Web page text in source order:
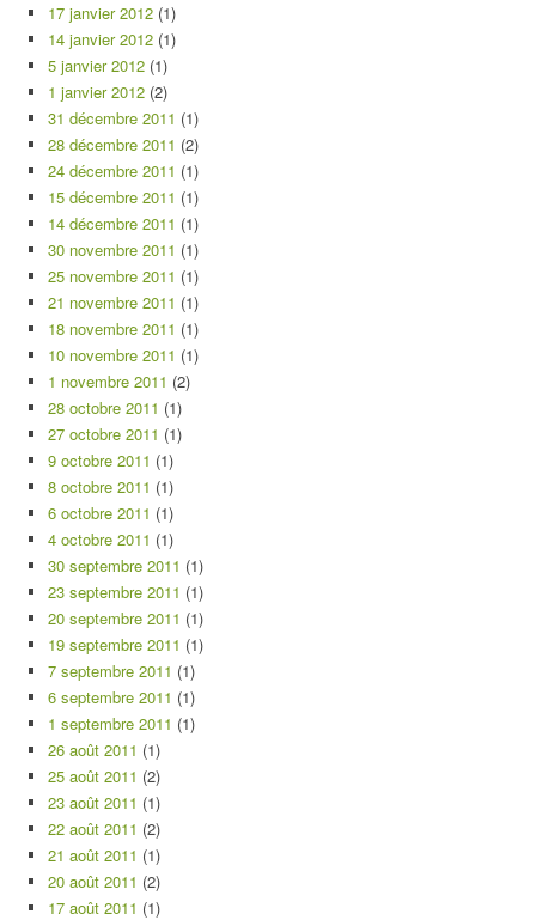
17 janvier 2012 (1)
14 janvier 2012 (1)
5 janvier 2012 (1)
1 janvier 2012 (2)
31 décembre 2011 (1)
28 décembre 2011 (2)
24 décembre 2011 (1)
15 décembre 2011 (1)
14 décembre 2011 (1)
30 novembre 2011 (1)
25 novembre 2011 (1)
21 novembre 2011 (1)
18 novembre 2011 (1)
10 novembre 2011 (1)
1 novembre 2011 (2)
28 octobre 2011 (1)
27 octobre 2011 (1)
9 octobre 2011 (1)
8 octobre 2011 (1)
6 octobre 2011 (1)
4 octobre 2011 (1)
30 septembre 2011 (1)
23 septembre 2011 (1)
20 septembre 2011 (1)
19 septembre 2011 (1)
7 septembre 2011 (1)
6 septembre 2011 (1)
1 septembre 2011 (1)
26 août 2011 (1)
25 août 2011 (2)
23 août 2011 (1)
22 août 2011 (2)
21 août 2011 (1)
20 août 2011 (2)
17 août 2011 (1)